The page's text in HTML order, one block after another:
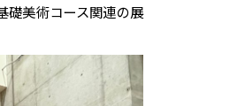
礎美術コース関連の展